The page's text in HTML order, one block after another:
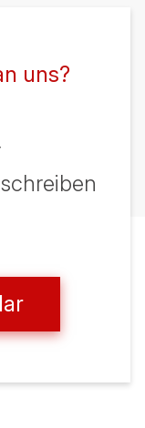
uns?